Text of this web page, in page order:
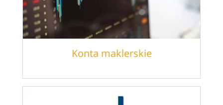
Konta maklerskie